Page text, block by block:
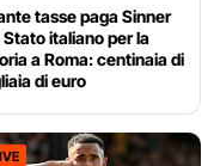
tasse paga Sinner
Stato italiano per la
a Roma: centinaia di
di euro